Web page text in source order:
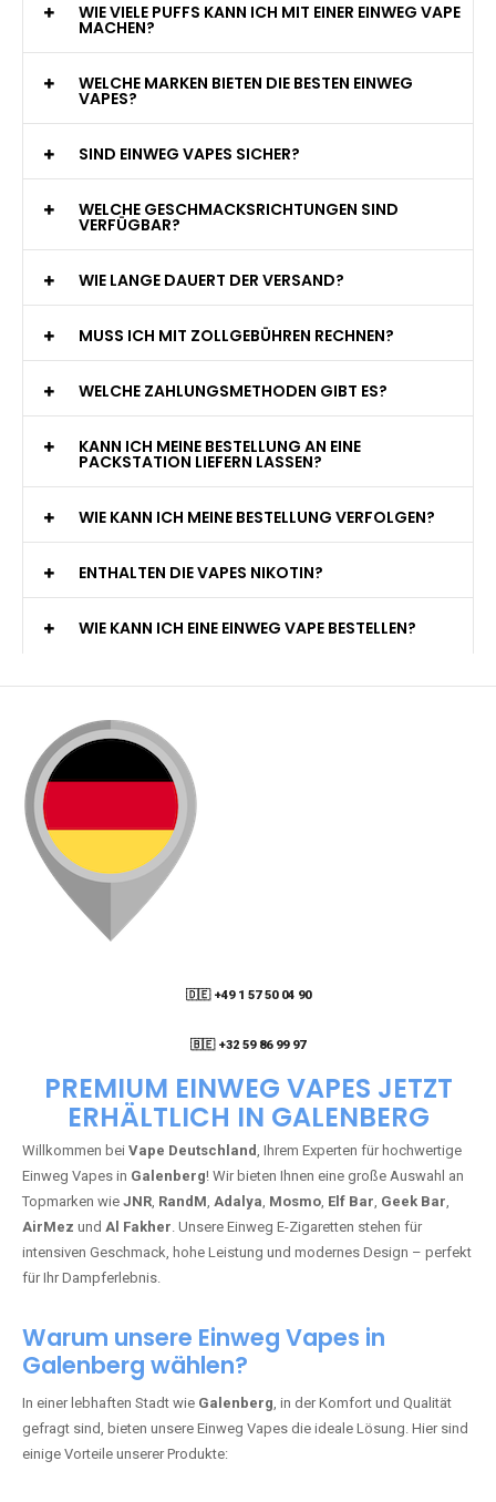
WIE VIELE PUFFS KANN ICH MIT EINER EINWEG VAPE
MACHEN?
WELCHE MARKEN BIETEN DIE BESTEN EINWEG
VAPES?
SIND EINWEG VAPES SICHER?
WELCHE GESCHMACKSRICHTUNGEN SIND
VERFÜGBAR?
WIE LANGE DAUERT DER VERSAND?
MUSS ICH MIT ZOLLGEBÜHREN RECHNEN?
WELCHE ZAHLUNGSMETHODEN GIBT ES?
KANN ICH MEINE BESTELLUNG AN EINE
PACKSTATION LIEFERN LASSEN?
WIE KANN ICH MEINE BESTELLUNG VERFOLGEN?
ENTHALTEN DIE VAPES NIKOTIN?
WIE KANN ICH EINE EINWEG VAPE BESTELLEN?
🇩🇪 +49 1 57 50 04 90
🇧🇪 +32 59 86 99 97
PREMIUM EINWEG VAPES JETZT
ERHÄLTLICH IN GALENBERG
Willkommen bei Vape Deutschland, Ihrem Experten für hochwertige
Einweg Vapes in Galenberg! Wir bieten Ihnen eine große Auswahl an
Topmarken wie JNR, RandM, Adalya, Mosmo, Elf Bar, Geek Bar,
AirMez und Al Fakher. Unsere Einweg E-Zigaretten stehen für
intensiven Geschmack, hohe Leistung und modernes Design – perfekt
für Ihr Dampferlebnis.
Warum unsere Einweg Vapes in
Galenberg wählen?
In einer lebhaften Stadt wie Galenberg, in der Komfort und Qualität
gefragt sind, bieten unsere Einweg Vapes die ideale Lösung. Hier sind
einige Vorteile unserer Produkte: